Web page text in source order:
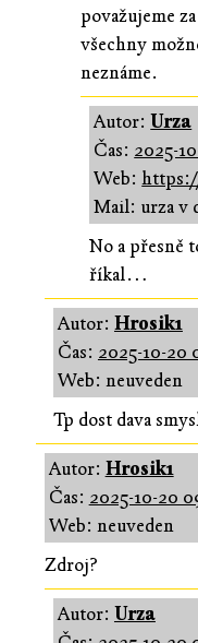
považujeme
všechny
neznáme.
Autor:Urza
Čas: 2025-
Web:
Mail: urza v
No a přesně
říkal…
Autor: Hrosik1
Čas: 2025-10-20
Web: neuveden
Tp dost dava
Autor: Hrosik1
Čas: 2025-10-20
Web: neuveden
Zdroj?
Autor: Urza